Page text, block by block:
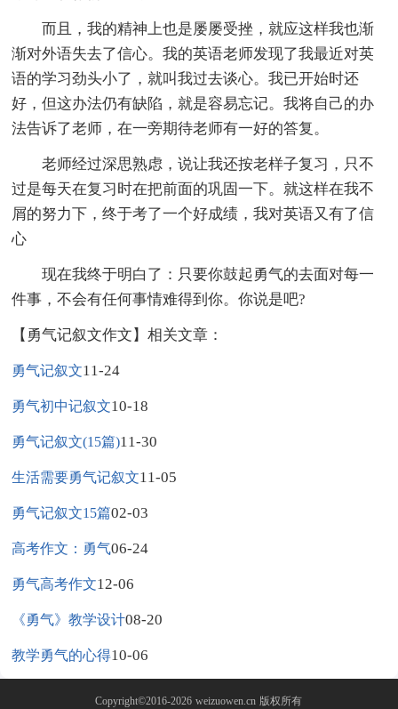
而且，我的精神上也是屡屡受挫，就应这样我也渐
渐对外语失去了信心。我的英语老师发现了我最近对英
语的学习劲头小了，就叫我过去谈心。我已开始时还
好，但这办法仍有缺陷，就是容易忘记。我将自己的办
法告诉了老师，在一旁期待老师有一好的答复。
老师经过深思熟虑，说让我还按老样子复习，只不
过是每天在复习时在把前面的巩固一下。就这样在我不
屑的努力下，终于考了一个好成绩，我对英语又有了信
心
现在我终于明白了：只要你鼓起勇气的去面对每一
件事，不会有任何事情难得到你。你说是吧?
【勇气记叙文作文】相关文章：
勇气记叙文11-24
勇气初中记叙文10-18
勇气记叙文(15篇)11-30
生活需要勇气记叙文11-05
勇气记叙文15篇02-03
高考作文：勇气06-24
勇气高考作文12-06
《勇气》教学设计08-20
教学勇气的心得10-06
Copyright©2016-2026 weizuowen.cn 版权所有